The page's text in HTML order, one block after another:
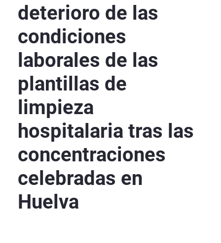
deterioro de las
condiciones
laborales de las
plantillas de
limpieza
hospitalaria tras las
concentraciones
celebradas en
Huelva